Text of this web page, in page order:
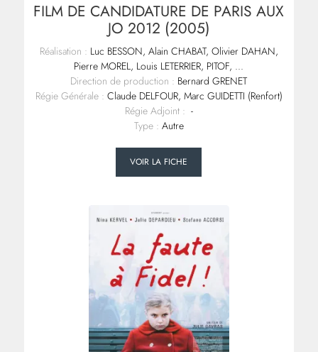
FILM DE CANDIDATURE DE PARIS AUX
JO 2012 (2005)
Réalisation : Luc BESSON, Alain CHABAT, Olivier DAHAN,
Pierre MOREL, Louis LETERRIER, PITOF, ...
Direction de production : Bernard GRENET
Régie Générale : Claude DELFOUR, Marc GUIDETTI (Renfort)
Régie Adjoint : -
Type : Autre
VOIR LA FICHE